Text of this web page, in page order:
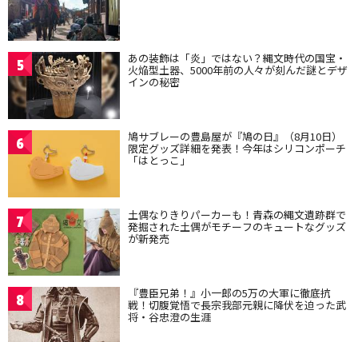
5 あの装飾は「炎」ではない？縄文時代の国宝・
火焔型土器、5000年前の人々が刻んだ謎とデザ
インの秘密
6 鳩サブレーの豊島屋が『鳩の日』（8月10日）
限定グッズ詳細を発表！今年はシリコンポーチ
「はとっこ」
7 土偶なりきりパーカーも！青森の縄文遺跡群で
発掘された土偶がモチーフのキュートなグッズ
が新発売
8 『豊臣兄弟！』小一郎の5万の大軍に徹底抗
戦！切腹覚悟で長宗我部元親に降伏を迫った武
将・谷忠澄の生涯